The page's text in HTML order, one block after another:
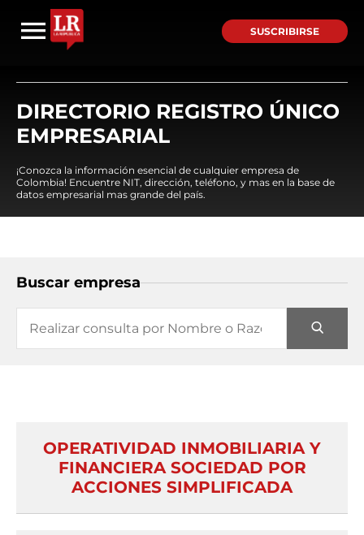
SUSCRIBIRSE
DIRECTORIO REGISTRO ÚNICO
EMPRESARIAL
¡Conozca la información esencial de cualquier empresa de
Colombia! Encuentre NIT, dirección, teléfono, y mas en la base de
datos empresarial mas grande del país.
Buscar empresa
OPERATIVIDAD INMOBILIARIA Y
FINANCIERA SOCIEDAD POR
ACCIONES SIMPLIFICADA